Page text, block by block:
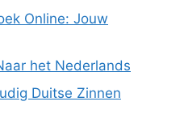
Online: Jouw
het Nederlands
Duitse Zinnen